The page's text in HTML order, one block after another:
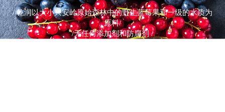
/ 乾润以大小兴安岭原始森林中的野生蓝莓果和一级的水质为
原料/
/无任何添加剂和防腐剂 /